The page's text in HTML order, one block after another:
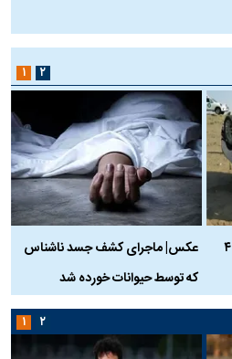
واژگونی مرگبار سمند در اصفهان | ۴
عکس| ماجرای کشف جسد ناشناس
که توسط حیوانات خورده شد
۱ ۲
۱ ۲